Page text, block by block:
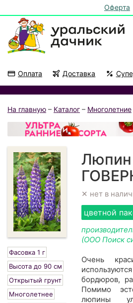
Оферта
Оплата Доставка
На главную – Каталог – Многолетние
Фасовка 1 г
Высота до 90 см
Открытый грунт
Многолетнее
Люпин
✕ нет в
цветной
(ООО Поиск
Очень
бордюров,
Помимо
люпины